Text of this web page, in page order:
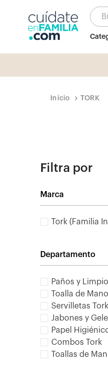
TORK
Filtra por
Marca
Tork (Familia
Departamento
Paños y
Toalla de
Servilletas Tork
Jabones y
Papel
Combos Tork
Toallas de